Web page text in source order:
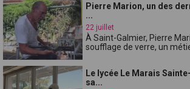
Pierre Marion, un des
...
22 juillet
À Saint-Galmier, Pierre
soufflage de verre, un
Le lycée Le Marais
sa...